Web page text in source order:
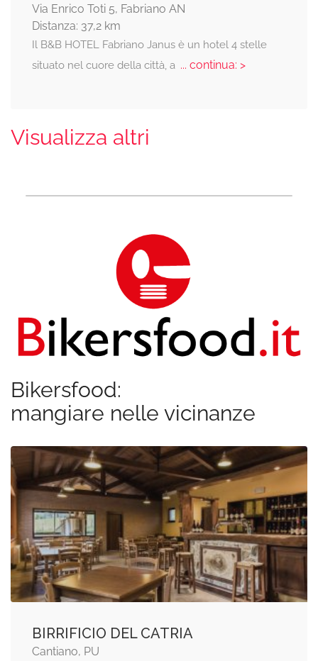
Via Enrico Toti 5, Fabriano AN
Distanza: 37,2 km
Il B&B HOTEL Fabriano Janus è un hotel 4 stelle
situato nel cuore della città, a... continua: >
Visualizza altri
Bikersfood:
mangiare nelle vicinanze
BIRRIFICIO DEL CATRIA
Cantiano, PU